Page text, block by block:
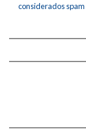
considerados